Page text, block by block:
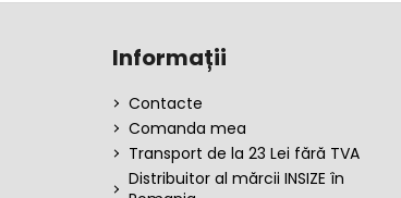
Informații
Contacte
Comanda mea
Transport de la 23 Lei fără TVA
Distribuitor al mărcii INSIZE în